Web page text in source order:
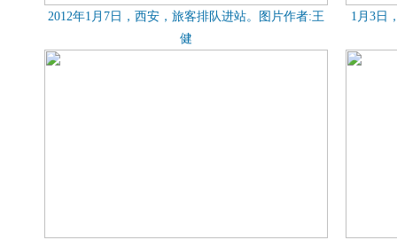
2012年1月7日，西安，旅客排队进站。图片作者:王
健
1月3日